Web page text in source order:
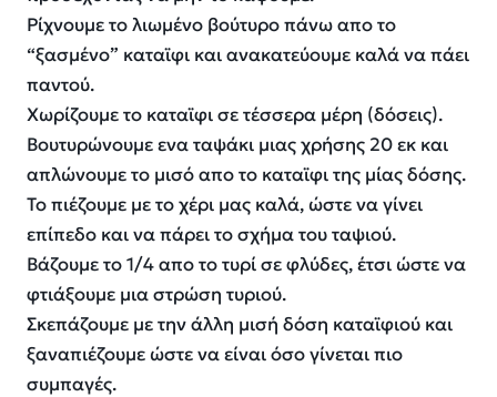
Ρίχνουμε το λιωμένο βούτυρο πάνω απο το
“ξασμένο” καταϊφι και ανακατεύουμε καλά να πάει
παντού.
Χωρίζουμε το καταϊφι σε τέσσερα μέρη (δόσεις).
Βουτυρώνουμε ενα ταψάκι μιας χρήσης 20 εκ και
απλώνουμε το μισό απο το καταϊφι της μίας δόσης.
Το πιέζουμε με το χέρι μας καλά, ώστε να γίνει
επίπεδο και να πάρει το σχήμα του ταψιού.
Βάζουμε το 1/4 απο το τυρί σε φλύδες, έτσι ώστε να
φτιάξουμε μια στρώση τυριού.
Σκεπάζουμε με την άλλη μισή δόση καταϊφιού και
ξαναπιέζουμε ώστε να είναι όσο γίνεται πιο
συμπαγές.